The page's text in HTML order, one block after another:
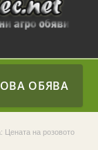
ОБЯВА
Цената на розовото